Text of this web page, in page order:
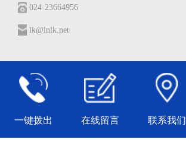
024-23664956
lk@lnlk.net
一键拨出 在线留言 联系我们